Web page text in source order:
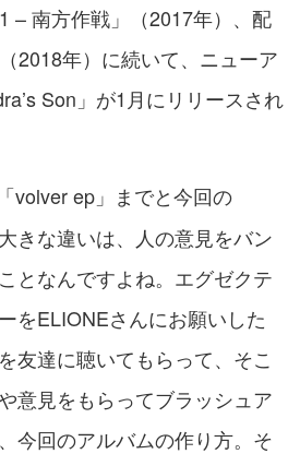
南方作戦」（2017年）、配
2018年）に続いて、ニューア
Son」が1月にリリースされ
ep」までと今回の
きな違いは、人の意見をバン
となんですよね。エグゼクテ
をELIONEさんにお願いした
友達に聴いてもらって、そこ
意見をもらってブラッシュア
今回のアルバムの作り方。そ